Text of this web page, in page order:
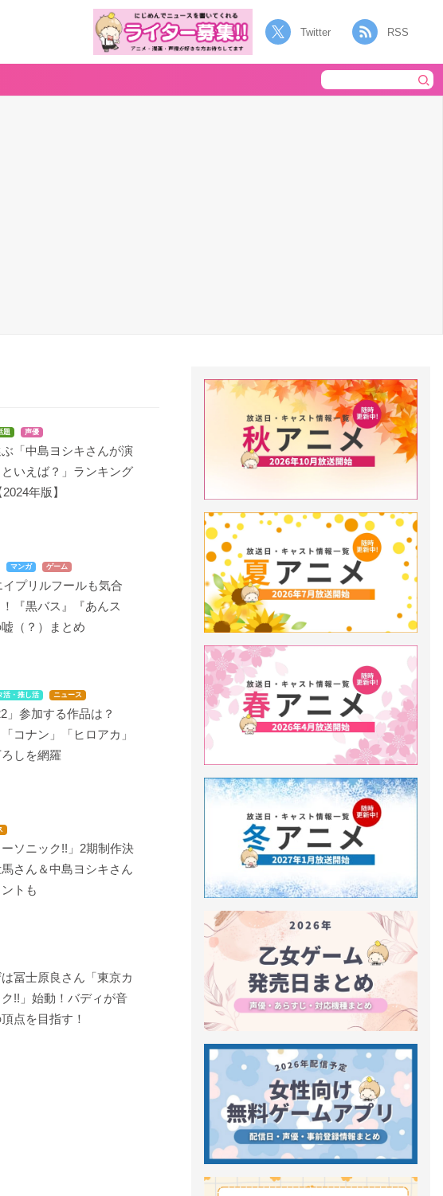
Twitter RSS
題 声優
「中島ヨシキさんが演
いえば？」ランキング
年版】
マンガ ゲーム
イプリルフールも気合
『黒バス』『あんス
（？）まとめ
活・推し活 ニュース
」参加する作品は？
「コナン」「ヒロアカ」
しを網羅
ーソニック!!」2期制作決
さん＆中島ヨシキさん
トも
冨士原良さん「東京カ
!!」始動！バディが音
点を目指す！